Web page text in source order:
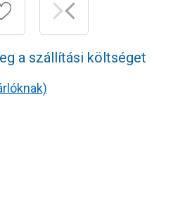
a szállítási költséget